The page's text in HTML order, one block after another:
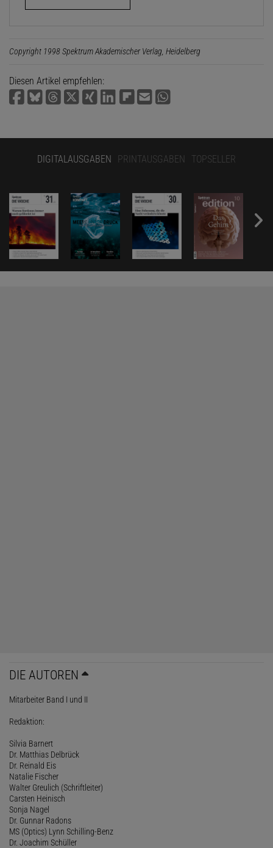
Copyright 1998 Spektrum Akademischer Verlag, Heidelberg
Diesen Artikel empfehlen:
DIGITALAUSGABEN PRINTAUSGABEN TOPSELLER
DIE AUTOREN
Mitarbeiter Band I und II
Redaktion:
Silvia Barnert
Dr. Matthias Delbrück
Dr. Reinald Eis
Natalie Fischer
Walter Greulich (Schriftleiter)
Carsten Heinisch
Sonja Nagel
Dr. Gunnar Radons
MS (Optics) Lynn Schilling-Benz
Dr. Joachim Schüller